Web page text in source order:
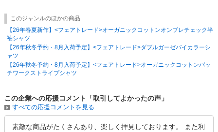
このジャンルのほかの商品
【26年春夏新作】<フェアトレード>オーガニックコットンオンブレチェック半
袖シャツ
【26年秋冬予約・8月入荷予定】<フェアトレード>ダブルガーゼバイカラーシ
ャツ
【26年秋冬予約・8月入荷予定】<フェアトレード>オーガニックコットンパッ
チワークストライプシャツ
この企業への応援コメント「取引してよかったの声」
すべての応援コメントを見る
素敵な商品がたくさんあり、楽しく拝見しております。 また利